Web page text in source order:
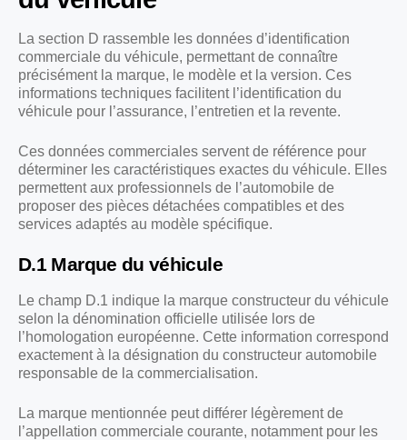
La section D rassemble les données d’identification
commerciale du véhicule, permettant de connaître
précisément la marque, le modèle et la version. Ces
informations techniques facilitent l’identification du
véhicule pour l’assurance, l’entretien et la revente.
Ces données commerciales servent de référence pour
déterminer les caractéristiques exactes du véhicule. Elles
permettent aux professionnels de l’automobile de
proposer des pièces détachées compatibles et des
services adaptés au modèle spécifique.
D.1 Marque du véhicule
Le champ D.1 indique la marque constructeur du véhicule
selon la dénomination officielle utilisée lors de
l’homologation européenne. Cette information correspond
exactement à la désignation du constructeur automobile
responsable de la commercialisation.
La marque mentionnée peut différer légèrement de
l’appellation commerciale courante, notamment pour les